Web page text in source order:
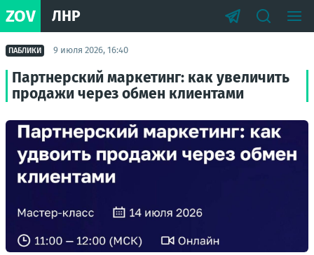
ZOV ЛНР
ПАБЛИКИ 9 июля 2026, 16:40
Партнерский маркетинг: как увеличить
продажи через обмен клиентами